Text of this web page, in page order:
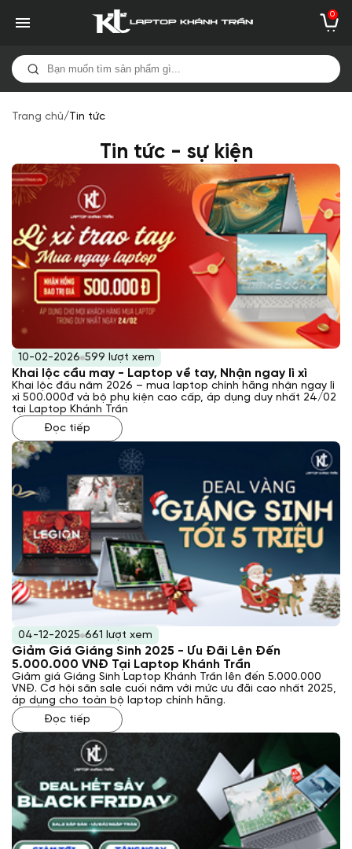
0
Trang chủ/Tin tức
Tin tức - sự kiện
10-02-2026 599 lượt xem
Khai lộc cầu may - Laptop về tay, Nhận ngay lì xì
Khai lộc đầu năm 2026 – mua laptop chính hãng nhận ngay lì
xì 500.000đ và bộ phụ kiện cao cấp, áp dụng duy nhất 24/02
tại Laptop Khánh Trần
Đọc tiếp
04-12-2025 661 lượt xem
Giảm Giá Giáng Sinh 2025 - Ưu Đãi Lên Đến
5.000.000 VNĐ Tại Laptop Khánh Trần
Giảm giá Giáng Sinh Laptop Khánh Trần lên đến 5.000.000
VNĐ. Cơ hội săn sale cuối năm với mức ưu đãi cao nhất 2025,
áp dụng cho toàn bộ laptop chính hãng.
Đọc tiếp